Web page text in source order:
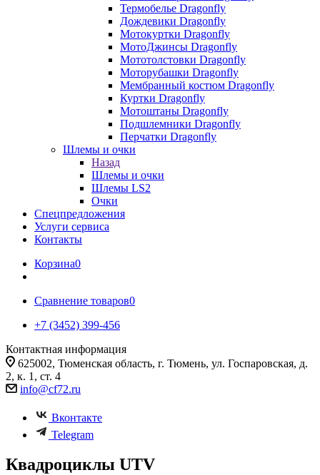
Термобелье Dragonfly
Дождевики Dragonfly
Мотокуртки Dragonfly
МотоДжинсы Dragonfly
Мототолстовки Dragonfly
Моторубашки Dragonfly
Мембранный костюм Dragonfly
Куртки Dragonfly
Мотоштаны Dragonfly
Подшлемники Dragonfly
Перчатки Dragonfly
Шлемы и очки
Назад
Шлемы и очки
Шлемы LS2
Очки
Спецпредложения
Услуги сервиса
Контакты
Корзина0
Сравнение товаров0
+7 (3452) 399-456
Контактная информация
625002, Тюменская область, г. Тюмень, ул. Госпаровская, д.
2, к. 1, ст. 4
info@cf72.ru
Вконтакте
Telegram
Квадроциклы UTV